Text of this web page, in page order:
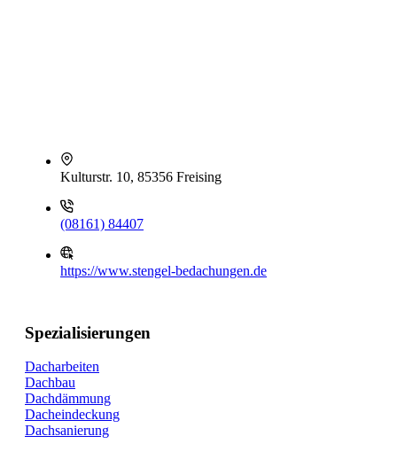
Kulturstr. 10, 85356 Freising
(08161) 84407
https://www.stengel-bedachungen.de
Spezialisierungen
Dacharbeiten
Dachbau
Dachdämmung
Dacheindeckung
Dachsanierung